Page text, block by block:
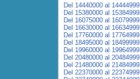
Del 14440000 al 14444999
Del 15380000 al 15384999
Del 16075000 al 16079999
Del 16630000 al 16634999
Del 17760000 al 17764999
Del 18495000 al 18499999
Del 19960000 al 19964999
Del 20480000 al 20484999
Del 21480000 al 21484999
Del 22370000 al 22374999